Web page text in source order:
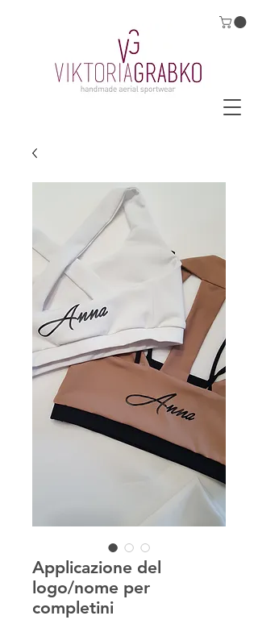
Applicazione del
logo/nome per
completini